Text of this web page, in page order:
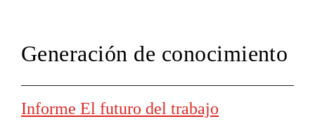
Generación de conocimiento
Informe El futuro del trabajo